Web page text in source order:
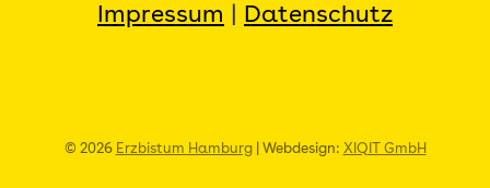
Impressum Datenschutz
© 2026 Erzbistum Hamburg| Webdesign: XIQIT GmbH